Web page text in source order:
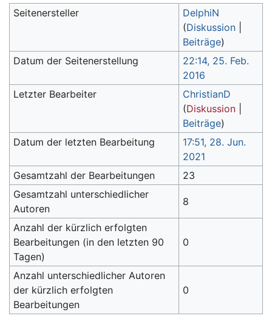
Seitenersteller
DelphiN
(Diskussion
Beiträge)
Datum der Seitenerstellung
22:14, 25. Feb.
2016
Letzter Bearbeiter
ChristianD
(Diskussion
Beiträge)
Datum der letzten Bearbeitung
17:51, 28. Jun.
2021
Gesamtzahl der Bearbeitungen
23
Gesamtzahl unterschiedlicher
Autoren
8
Anzahl der kürzlich erfolgten
Bearbeitungen (in den letzten 90
Tagen)
0
Anzahl unterschiedlicher Autoren
der kürzlich erfolgten
Bearbeitungen
0